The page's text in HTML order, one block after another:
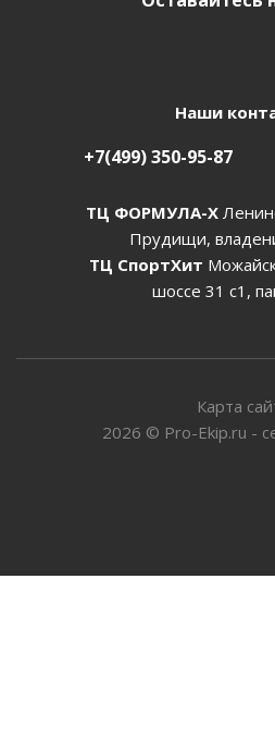
Наши
+7(499) 350-95-87
ТЦ ФОРМУЛА-Х
Прудищи,
ТЦ СпортХит
шоссе 31 с1,
Карта
2026 © Pro-Ekip.ru -